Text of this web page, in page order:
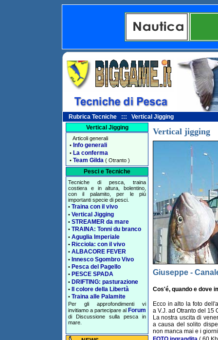
Rubrica Tecniche ::: Vertical Jigging
Vertical Jigging
Articoli generali
• Info generali
• La conferma
• Team Gilda ( Otranto )
Pesci e Tecniche
Tecniche di pesca, traina
costiera e in altura, bolentino,
con il palamito, per le più
importanti specie di pesci.
• Traina con il vivo
• Vertical Jigging
• STREAMER da mare
• TRAINA: Tonni du branco
• Aguglia Imperiale
• Ricciola: con il vivo
• ALBACORE FEVER
• Innesco Sgombro Vivo
• Pesca del Pagello
• PESCE SPADA
• DRIFTING: pasturazione
• Il colore della Libertà
• Traina alle Palamite
Per gli approfondimenti vi
invitiamo a partecipare al Forum
di Discussione sulla pesca in
mare.
Vertical jigging
Giuseppe -
Cos'é, quando e dove
Ecco in alto la foto
a V.J. ad Otranto del 15
La nostra uscita di
a causa del solito
non manca mai e i